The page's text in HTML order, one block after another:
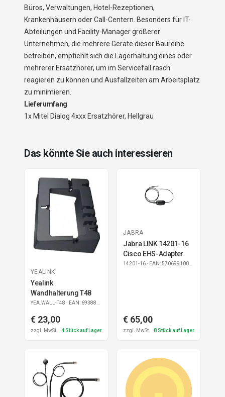
Büros, Verwaltungen, Hotel-Rezeptionen,
Krankenhäusern oder Call-Centern. Besonders für IT-
Abteilungen und Facility-Manager größerer
Unternehmen, die mehrere Geräte dieser Baureihe
betreiben, empfiehlt sich die Lagerhaltung eines oder
mehrerer Ersatzhörer, um im Servicefall rasch
reagieren zu können und Ausfallzeiten am Arbeitsplatz
zu minimieren.
Lieferumfang
1x Mitel Dialog 4xxx Ersatzhörer, Hellgrau
Das könnte Sie auch interessieren
YEALINK
Yealink
Wandhalterung T48
YEA.WALL-T48 · EAN: 6938818301184
€ 23,00
zzgl. MwSt. 4 Stück auf Lager
JABRA
Jabra LINK 14201-16
Cisco EHS-Adapter
14201-16 · EAN: 5706991007008
€ 65,00
zzgl. MwSt. 8 Stück auf Lager